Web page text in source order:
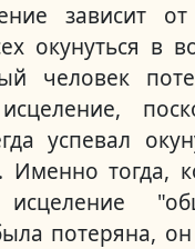
зависит
окунуться в
человек
успевал
Именно тогда,
потеряна, он